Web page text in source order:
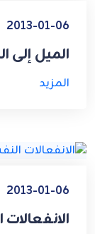
2013-01-06
الميل إلى
المزيد
2013-01-06